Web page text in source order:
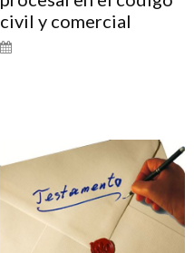
civil y comercial